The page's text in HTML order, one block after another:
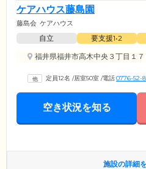
ケアハウス藤島園
藤島会 ケアハウス
自立 要支援1•2
福井県福井市高木中央３丁目１
定員12名 /居室50室 /電話0776-52-
空き状況を知る
施設の詳細